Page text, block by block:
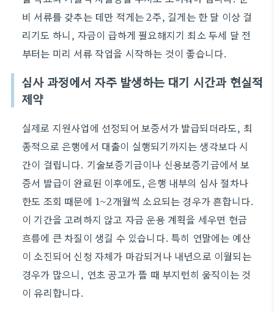
비 서류를 갖추는 데만 적게는 2주, 길게는 한 달 이상 걸
리기도 하니, 자금이 급하게 필요해지기 최소 두세 달 전
부터는 미리 서류 작업을 시작하는 것이 좋습니다.
심사 과정에서 자주 발생하는 대기 시간과 현실적
제약
실제로 지원사업에 선정되어 보증서가 발급되더라도, 최
종적으로 은행에서 대출이 실행되기까지는 생각보다 시
간이 걸립니다. 기술보증기금이나 신용보증기금에서 보
증서 발급이 완료된 이후에도, 은행 내부의 심사 절차나
한도 조회 때문에 1~2개월씩 소요되는 경우가 흔합니다.
이 기간을 고려하지 않고 자금 운용 계획을 세우면 현금
흐름에 큰 차질이 생길 수 있습니다. 특히 연말에는 예산
이 소진되어 신청 자체가 마감되거나 내년으로 이월되는
경우가 많으니, 연초 공고가 뜰 때 부지런히 움직이는 것
이 유리합니다.